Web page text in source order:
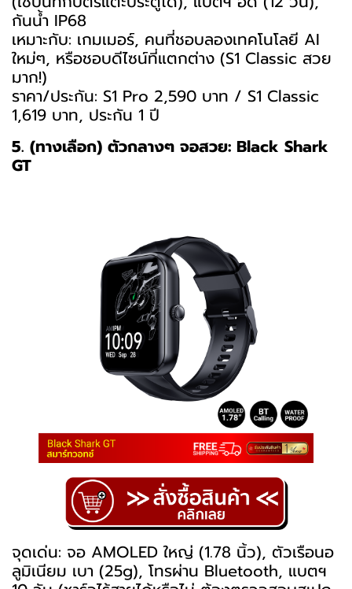
กันน้ำ IP68
เหมาะกับ: เกมเมอร์, คนที่ชอบลองเทคโนโลยี AI
ใหม่ๆ, หรือชอบดีไซน์ที่แตกต่าง (S1 Classic สวย
มาก!)
ราคา/ประกัน: S1 Pro 2,590 บาท / S1 Classic
1,619 บาท, ประกัน 1 ปี
5. (ทางเลือก) ตัวกลางๆ จอสวย: Black Shark
GT
จุดเด่น: จอ AMOLED ใหญ่ (1.78 นิ้ว), ตัวเรือนอ
ลูมิเนียม เบา (25g), โทรผ่าน Bluetooth, แบตฯ